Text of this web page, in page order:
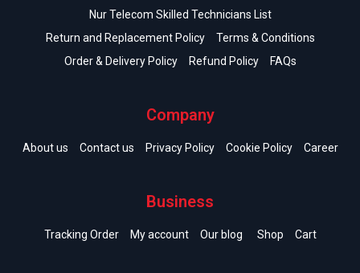
Nur Telecom Skilled Technicians List
Return and Replacement Policy
Terms & Conditions
Order & Delivery Policy
Refund Policy FAQs
Company
About us Contact us Privacy Policy Cookie Policy Career
Business
Tracking Order My account Our blog Shop Cart